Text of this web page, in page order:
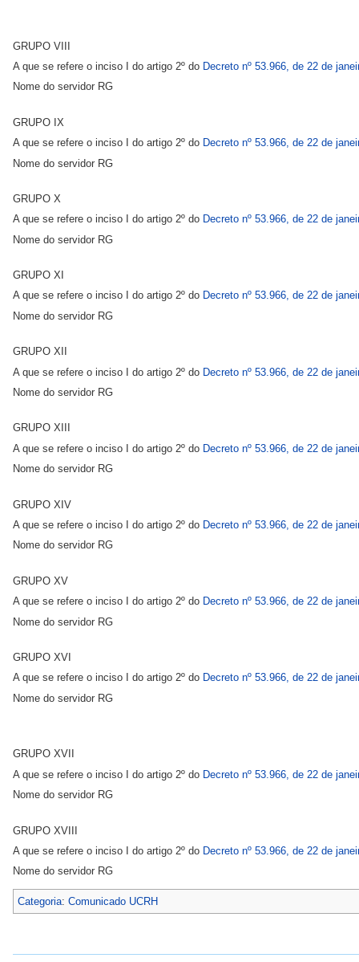
GRUPO VIII
A que se refere o inciso I do artigo 2º do Decreto nº 53.966, de 22 de
Nome do servidor RG
GRUPO IX
A que se refere o inciso I do artigo 2º do Decreto nº 53.966, de 22 de
Nome do servidor RG
GRUPO X
A que se refere o inciso I do artigo 2º do Decreto nº 53.966, de 22 de
Nome do servidor RG
GRUPO XI
A que se refere o inciso I do artigo 2º do Decreto nº 53.966, de 22 de
Nome do servidor RG
GRUPO XII
A que se refere o inciso I do artigo 2º do Decreto nº 53.966, de 22 de
Nome do servidor RG
GRUPO XIII
A que se refere o inciso I do artigo 2º do Decreto nº 53.966, de 22 de
Nome do servidor RG
GRUPO XIV
A que se refere o inciso I do artigo 2º do Decreto nº 53.966, de 22 de
Nome do servidor RG
GRUPO XV
A que se refere o inciso I do artigo 2º do Decreto nº 53.966, de 22 de
Nome do servidor RG
GRUPO XVI
A que se refere o inciso I do artigo 2º do Decreto nº 53.966, de 22 de
Nome do servidor RG
GRUPO XVII
A que se refere o inciso I do artigo 2º do Decreto nº 53.966, de 22 de
Nome do servidor RG
GRUPO XVIII
A que se refere o inciso I do artigo 2º do Decreto nº 53.966, de 22 de
Nome do servidor RG
Categoria: Comunicado UCRH